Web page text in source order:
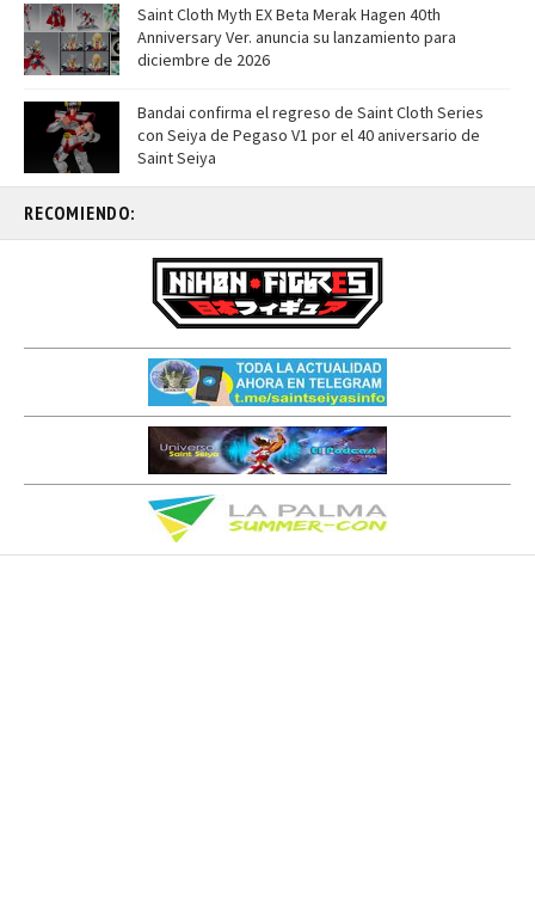
Saint Cloth Myth EX Beta Merak Hagen 40th
Anniversary Ver. anuncia su lanzamiento para
diciembre de 2026
Bandai confirma el regreso de Saint Cloth Series
con Seiya de Pegaso V1 por el 40 aniversario de
Saint Seiya
RECOMIENDO: